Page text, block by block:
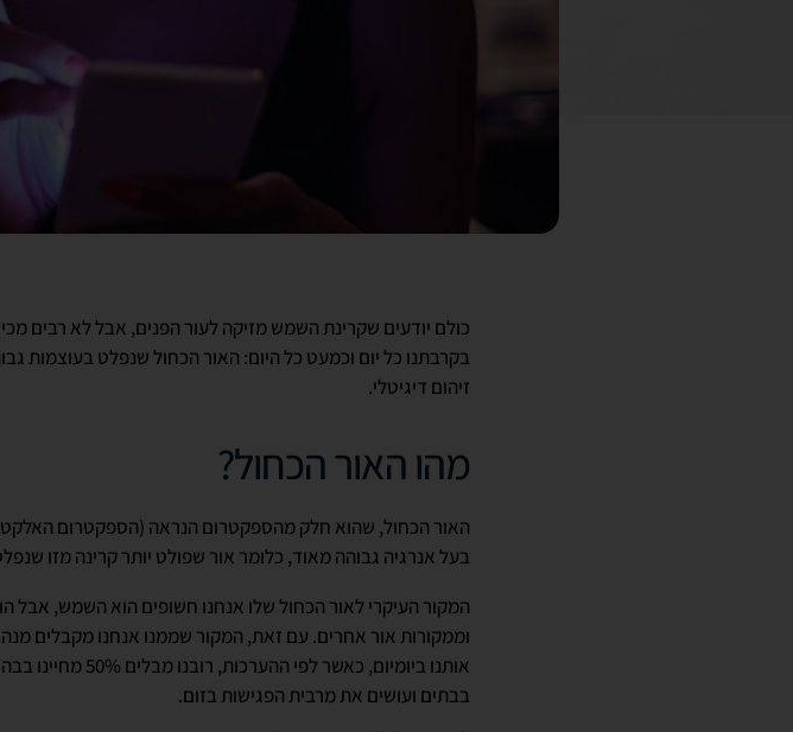
כולם יודעים שקרינת השמש מזיקה לעור הפנים, אבל לא רבים
בקרבתנו כל יום וכמעט כל היום: האור הכחול שנפלט בעוצמות
זיהום דיגיטלי.
מהו האור הכחול?
האור הכחול, שהוא חלק מהספקטרום הנראה (הספקטרום
בעל אנרגיה גבוהה מאוד, כלומר אור שפולט יותר קרינה מזו
המקור העיקרי לאור הכחול שלו אנחנו חשופים הוא השמש,
וממקורות אור אחרים. עם זאת, המקור שממנו אנחנו מקבלים
אותנו ביומיום,
בבתים ועושים את מרבית הפגישות בזום.